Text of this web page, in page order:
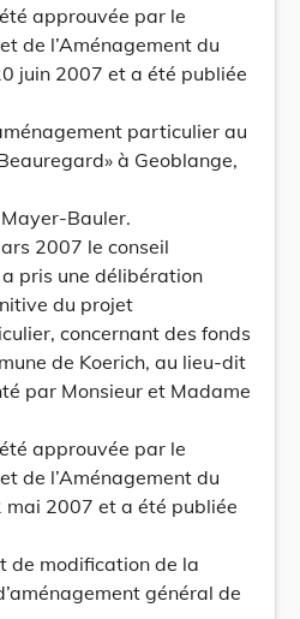
approuvée par le
de l’Aménagement du
juin 2007 et a été publiée
particulier au
à Geoblange,
Bauler.
2007 le conseil
pris une délibération
du projet
concernant des fonds
de Koerich, au lieu-dit
par Monsieur et Madame
approuvée par le
de l’Aménagement du
2007 et a été publiée
de modification de la
général de